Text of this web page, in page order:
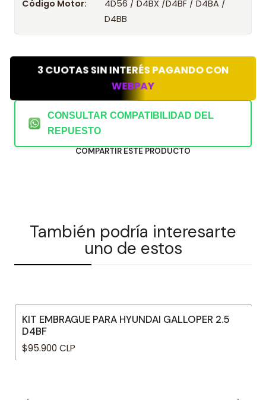
Código Motor:
4D56 / D4BX /D4BF / D4BA /
D4BB
3 CUOTAS SIN INTERÉS PAGANDO CON
WEBPAY
CONSULTAR COMPATIBILIDAD DEL
REPUESTO
COMPARTIR ESTE PRODUCTO
También podría interesarte
uno de estos
KIT EMBRAGUE PARA HYUNDAI GALLOPER 2.5
D4BF
$95.900 CLP